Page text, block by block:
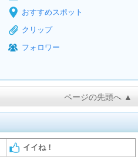
おすすめスポット
クリップ
フォロワー
ページの先頭へ ▲
イイね！